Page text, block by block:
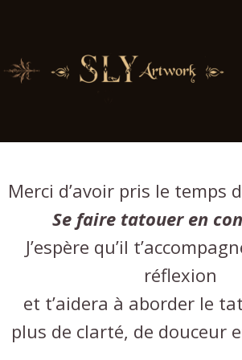
Merci !
Merci d’avoir pris le temps
Se faire tatouer en
J’espère qu’il
réflexion
et t’aidera à aborder le
plus de clarté, de douceur